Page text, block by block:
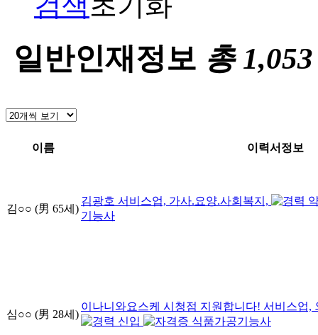
일반인재정보 총 1,053
이름 이력서정보
김○○ (男 65세)
김광호 서비스업, 가사.요양.사회복지,
기능사
심○○ (男 28세)
이나니와요스케 시청점 지원합니다! 서비스업,
신입
식품가공기능사